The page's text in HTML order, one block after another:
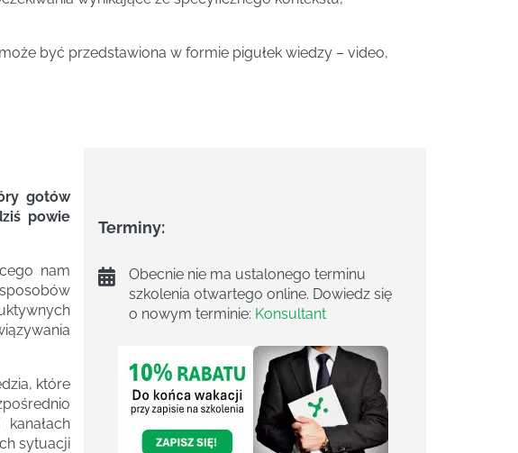
być przedstawiona w formie pigułek wiedzy – video,
gotów
powie
nam
które
sytuacji
Terminy:
Obecnie nie ma ustalonego terminu
szkolenia otwartego online. Dowiedz się
o nowym terminie: Konsultant